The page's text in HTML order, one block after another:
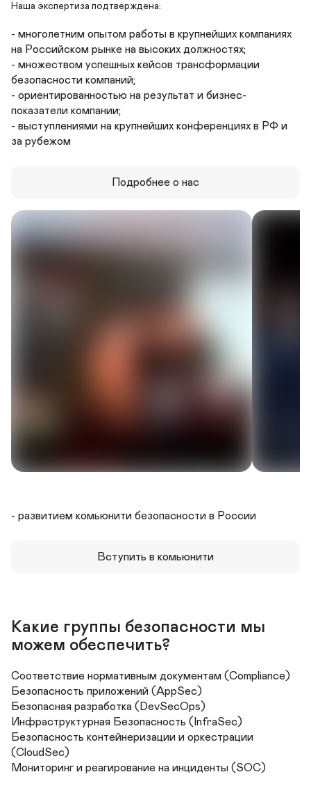
Наша экспертиза подтверждена:
- многолетним опытом работы в крупнейших компаниях
на Российском рынке на высоких должностях;
- множеством успешных кейсов трансформации
безопасности компаний;
- ориентированностью на результат и бизнес-
показатели компании;
- выступлениями на крупнейших конференциях в РФ и
за рубежом
Подробнее о нас
- развитием комьюнити безопасности в России
Вступить в комьюнити
Какие группы безопасности мы
можем обеспечить?
Соответствие нормативным документам (Compliance)
Безопасность приложений (AppSec)
Безопасная разработка (DevSecOps)
Инфраструктурная Безопасность (InfraSec)
Безопасность контейнеризации и оркестрации
(CloudSec)
Мониторинг и реагирование на инциденты (SOC)